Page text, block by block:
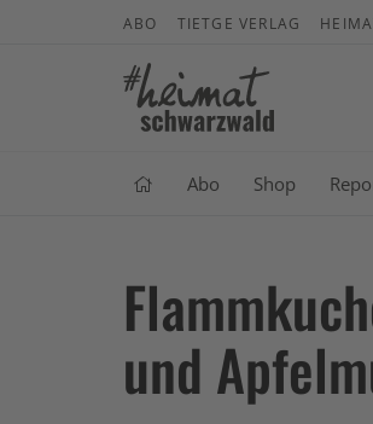
ABO TIETGE VERLAG
Abo Shop
und